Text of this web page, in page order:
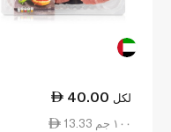
40.00 لكل
13.33 ١٠٠ جم